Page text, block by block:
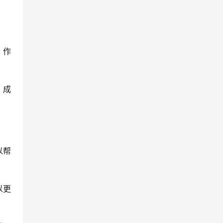
作
成
帮
更